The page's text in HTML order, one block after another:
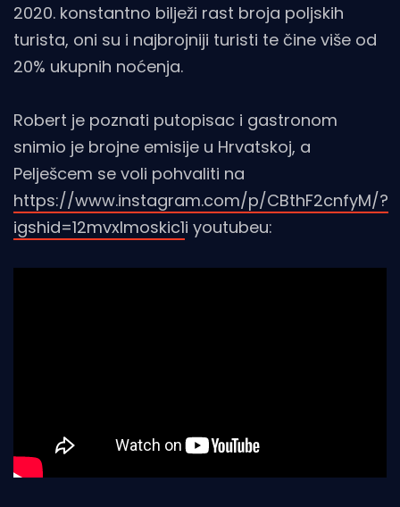
2020. konstantno bilježi rast broja poljskih
turista, oni su i najbrojniji turisti te čine više od
20% ukupnih noćenja.
Robert je poznati putopisac i gastronom
snimio je brojne emisije u Hrvatskoj, a
Pelješcem se voli pohvaliti na
https://www.instagram.com/p/CBthF2cnfyM/?
igshid=12mvxlmoskic1i youtubeu: